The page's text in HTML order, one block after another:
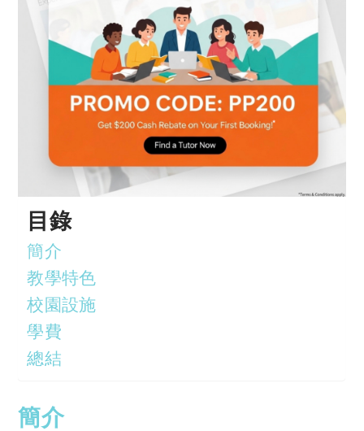
目錄
簡介
教學特色
校園設施
學費
總結
簡介